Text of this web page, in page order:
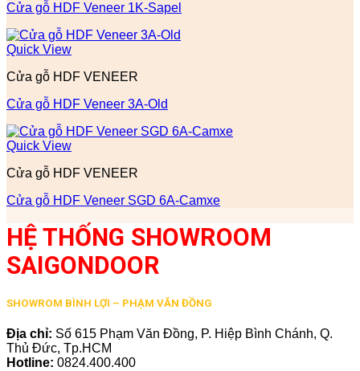
Cửa gỗ HDF Veneer 1K-Sapel
Quick View
Cửa gỗ HDF VENEER
Cửa gỗ HDF Veneer 3A-Old
Quick View
Cửa gỗ HDF VENEER
Cửa gỗ HDF Veneer SGD 6A-Camxe
HỆ THỐNG SHOWROOM
SAIGONDOOR
SHOWROM BÌNH LỢI – PHẠM VĂN ĐỒNG
Địa chỉ: Số 615 Phạm Văn Đồng, P. Hiệp Bình Chánh, Q.
Thủ Đức, Tp.HCM
Hotline: 0824.400.400